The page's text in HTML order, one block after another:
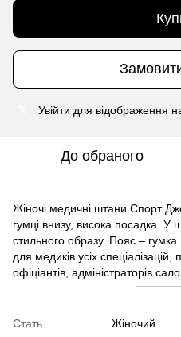
Увійти для відображення
До обраного
Жіночі медичні штани Спорт
гумці внизу, висока посадка.
стильного образу. Пояс –
для медиків усіх спеціалізацій,
офіціантів, адміністраторів
Стать
Жіночий